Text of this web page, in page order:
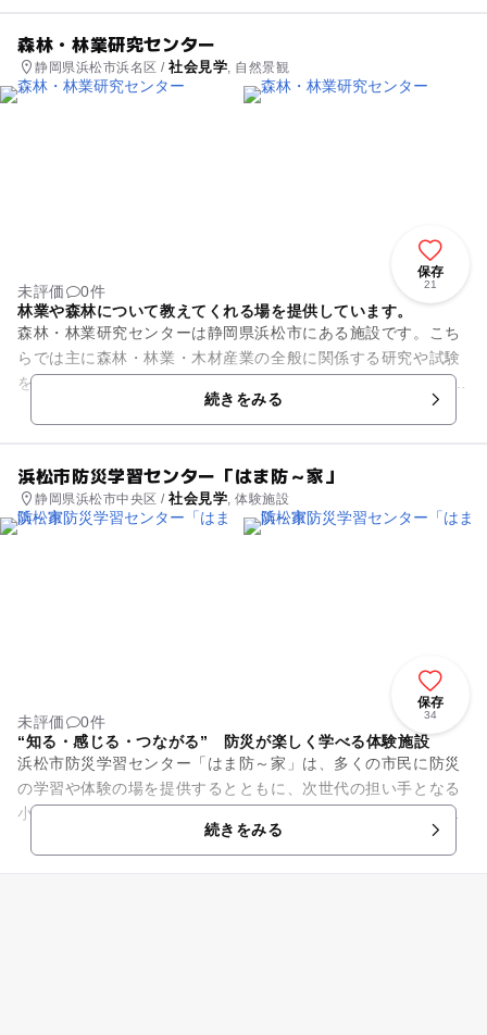
森林・林業研究センター
静岡県浜松市浜名区 /社会見学, 自然景観
保存
21
未評価
0件
林業や森林について教えてくれる場を提供しています。
森林・林業研究センターは静岡県浜松市にある施設です。こち
らでは主に森林・林業・木材産業の全般に関係する研究や試験
を行っています。またこちらには森の科学館(ドングリホール)
があるのですが、森林の働...続きをみる
浜松市防災学習センター「はま防～家」
静岡県浜松市中央区 /社会見学 , 体験施設
保存
34
未評価
0件
“知る・感じる・つながる” 防災が楽しく学べる体験施設
浜松市防災学習センター「はま防～家」は、多くの市民に防災
の学習や体験の場を提供するとともに、次世代の担い手となる
小・中学生が防災学習について楽しく学び、体験できる施設で
続きをみる